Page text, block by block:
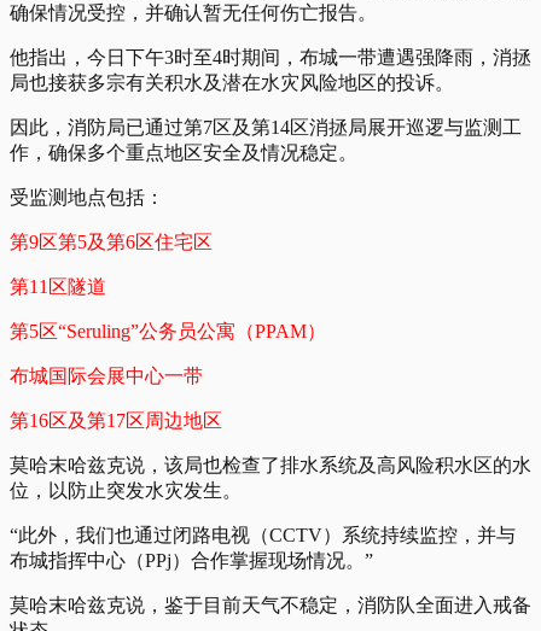
确保情况受控，并确认暂无任何伤亡报告。
他指出，今日下午3时至4时期间，布城一带遭遇强降雨，消拯
局也接获多宗有关积水及潜在水灾风险地区的投诉。
因此，消防局已通过第7区及第14区消拯局展开巡逻与监测工
作，确保多个重点地区安全及情况稳定。
受监测地点包括：
第9区第5及第6区住宅区
第11区隧道
第5区“Seruling”公务员公寓（PPAM）
布城国际会展中心一带
第16区及第17区周边地区
莫哈末哈兹克说，该局也检查了排水系统及高风险积水区的水
位，以防止突发水灾发生。
“此外，我们也通过闭路电视（CCTV）系统持续监控，并与
布城指挥中心（PPj）合作掌握现场情况。”
莫哈末哈兹克说，鉴于目前天气不稳定，消防队全面进入戒备